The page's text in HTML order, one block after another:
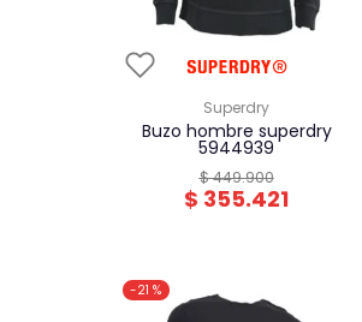
superdry
buzo hombre superdry
5944939
$449.900
$ 355.421
-21 %